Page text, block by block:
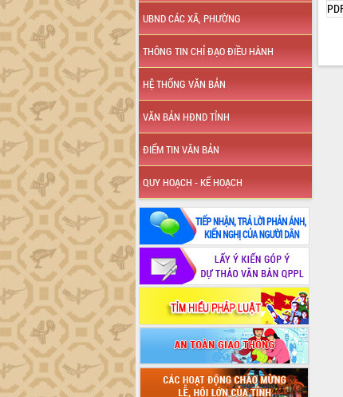
UBND CÁC XÃ, PHƯỜNG
THÔNG TIN CHỈ ĐẠO ĐIỀU HÀNH
HỆ THỐNG VĂN BẢN
VĂN BẢN HĐND TỈNH
ĐIỂM TIN VĂN BẢN
QUY HOẠCH - KẾ HOẠCH